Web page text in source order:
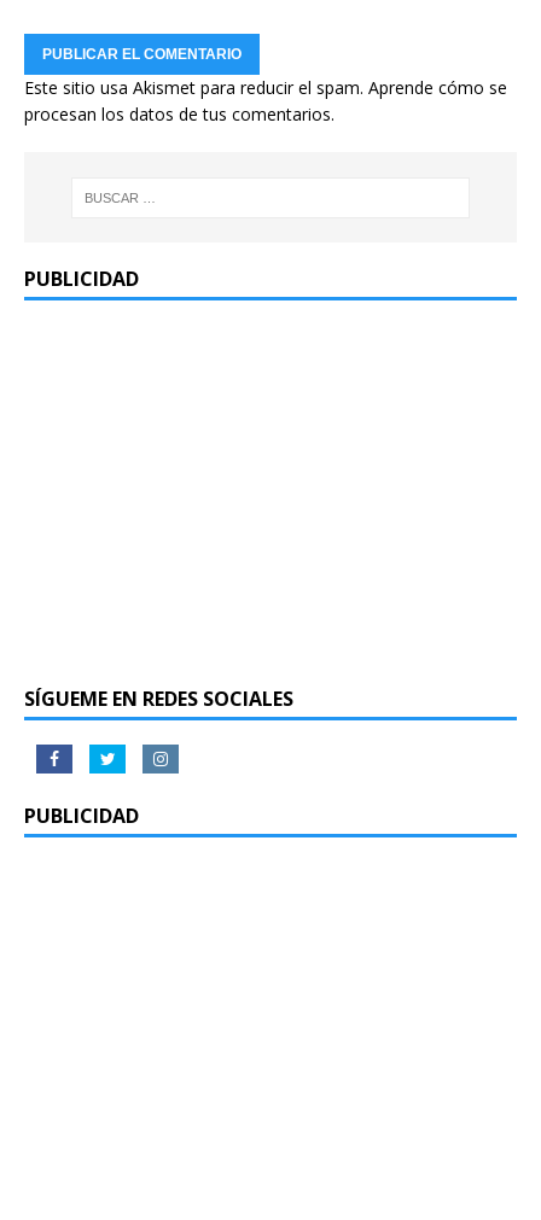
Este sitio usa Akismet para reducir el spam. Aprende cómo se
procesan los datos de tus comentarios.
PUBLICIDAD
SÍGUEME EN REDES SOCIALES
PUBLICIDAD